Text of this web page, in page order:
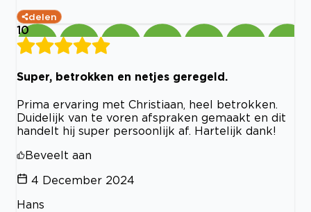
delen
10
Super, betrokken en netjes geregeld.
Prima ervaring met Christiaan, heel betrokken.
Duidelijk van te voren afspraken gemaakt en dit
handelt hij super persoonlijk af. Hartelijk dank!
Beveelt aan
4 December 2024
Hans